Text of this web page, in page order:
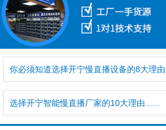
你必须知道选择开宁慢直播设备的8大理
选择开宁智能慢直播厂家的10大理由......